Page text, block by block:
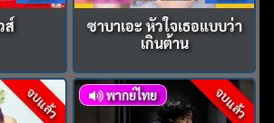
ส์
ซาบาเอะ หัวใจเธอแบบว่า
เกินต้าน
จบแล้ว จบแล้ว
พากย์ไทย